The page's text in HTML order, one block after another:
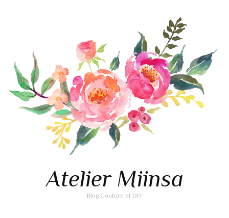
Atelier Miinsa
Blog Couture et DIY